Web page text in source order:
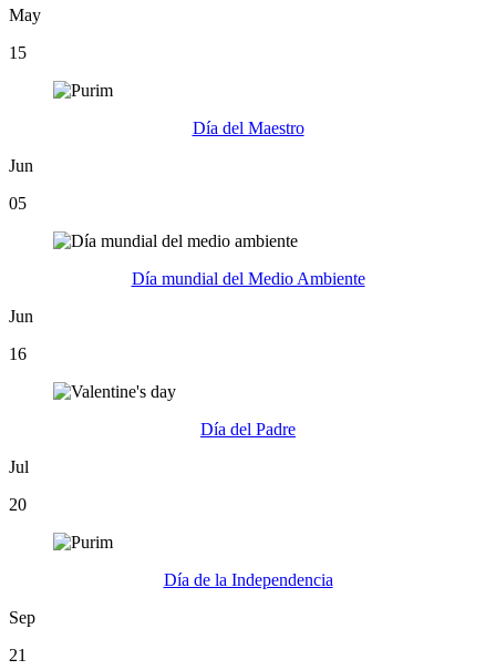
May
15
Día del Maestro
Jun
05
Día mundial del Medio Ambiente
Jun
16
Día del Padre
Jul
20
Día de la Independencia
Sep
21